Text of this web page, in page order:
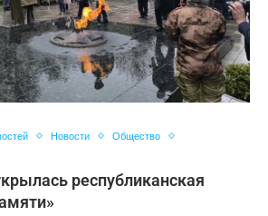
Новости
Общество
республиканская